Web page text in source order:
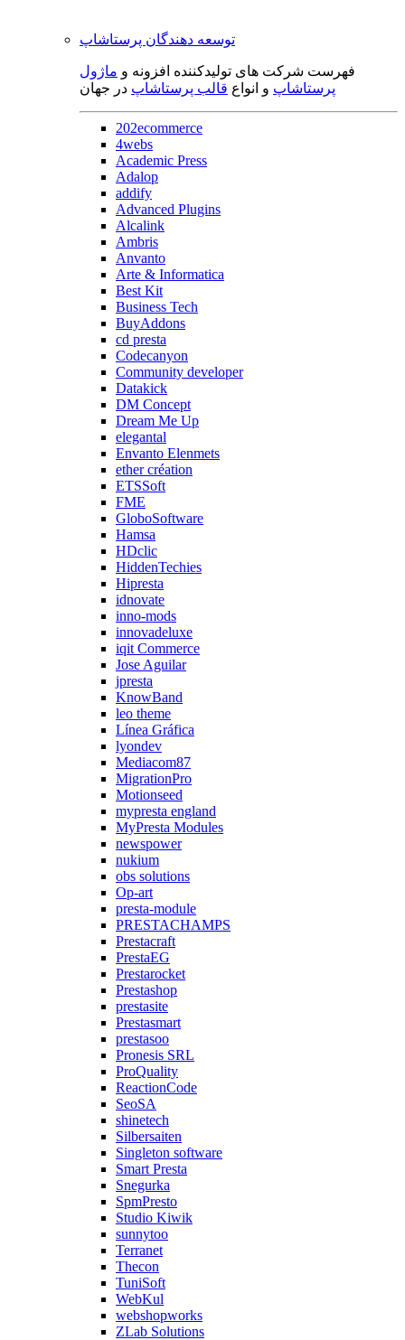
توسعه دهندگان پرستاشاپ
فهرست شرکت های تولیدکننده افزونه و ماژول
پرستاشاپ و انواع قالب پرستاشاپ در جهان
202ecommerce
4webs
Academic Press
Adalop
addify
Advanced Plugins
Alcalink
Ambris
Anvanto
Arte & Informatica
Best Kit
Business Tech
BuyAddons
cd presta
Codecanyon
Community developer
Datakick
DM Concept
Dream Me Up
elegantal
Envanto Elenmets
ether création
ETSSoft
FME
GloboSoftware
Hamsa
HDclic
HiddenTechies
Hipresta
idnovate
inno-mods
innovadeluxe
iqit Commerce
Jose Aguilar
jpresta
KnowBand
leo theme
Línea Gráfica
lyondev
Mediacom87
MigrationPro
Motionseed
mypresta england
MyPresta Modules
newspower
nukium
obs solutions
Op-art
presta-module
PRESTACHAMPS
Prestacraft
PrestaEG
Prestarocket
Prestashop
prestasite
Prestasmart
prestasoo
Pronesis SRL
ProQuality
ReactionCode
SeoSA
shinetech
Silbersaiten
Singleton software
Smart Presta
Snegurka
SpmPresto
Studio Kiwik
sunnytoo
Terranet
Thecon
TuniSoft
WebKul
webshopworks
ZLab Solutions